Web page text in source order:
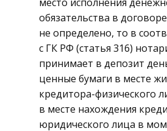
место исполнения
обязательства в договоре
не определено, то в
с ГК РФ (статья 316)
принимает в депозит
ценные бумаги в месте
кредитора-физического
в месте нахождения
юридического лица в